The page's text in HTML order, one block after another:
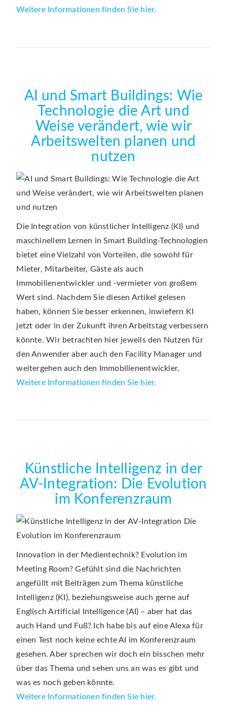
Weitere Informationen finden Sie hier.
AI und Smart Buildings: Wie
Technologie die Art und
Weise verändert, wie wir
Arbeitswelten planen und
nutzen
Die Integration von künstlicher Intelligenz (KI) und
maschinellem Lernen in Smart Building-Technologien
bietet eine Vielzahl von Vorteilen, die sowohl für
Mieter, Mitarbeiter, Gäste als auch
Immobilienentwickler und -vermieter von großem
Wert sind. Nachdem Sie diesen Artikel gelesen
haben, können Sie besser erkennen, inwiefern KI
jetzt oder in der Zukunft ihren Arbeitstag verbessern
könnte. Wir betrachten hier jeweils den Nutzen für
den Anwender aber auch den Facility Manager und
weitergehen auch den Immobilienentwickler.
Weitere Informationen finden Sie hier.
Künstliche Intelligenz in der
AV-Integration: Die Evolution
im Konferenzraum
Innovation in der Medientechnik? Evolution im
Meeting Room? Gefühlt sind die Nachrichten
angefüllt mit Beiträgen zum Thema künstliche
Intelligenz (KI), beziehungsweise auch gerne auf
Englisch Artificial Intelligence (AI) – aber hat das
auch Hand und Fuß? Ich habe bis auf eine Alexa für
einen Test noch keine echte AI im Konferenzraum
gesehen. Aber sprechen wir doch ein bisschen mehr
über das Thema und sehen uns an was es gibt und
was es noch geben könnte.
Weitere Informationen finden Sie hier.